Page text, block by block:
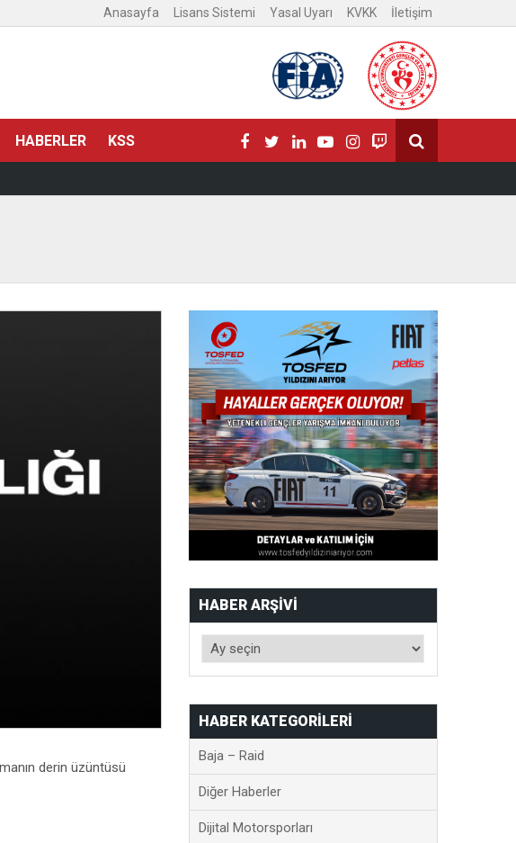
Anasayfa Lisans Sistemi Yasal Uyarı KVKK İletişim
HABERLER KSS
derin üzüntüsü
HABER ARŞIVI
HABER KATEGORILERI
Baja – Raid
Diğer Haberler
Dijital Motorsporları